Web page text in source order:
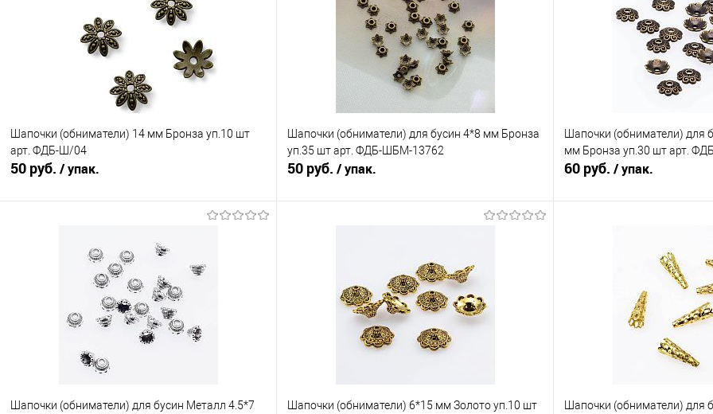
Шапочки (обниматели) 14 мм Бронза уп.10 шт
арт. ФДБ-Ш/04
50 руб. / упак.
Под заказ
Шапочки (обниматели) для бусин 4*8 мм Бронза
уп.35 шт арт. ФДБ-ШБМ-13762
50 руб. / упак.
В избранное
Под заказ
Шапочки (обниматели) для
мм Бронза уп.30 шт арт.
60 руб. / упак.
В избранное
Шапочки (обниматели) для бусин Металл 4.5*7
Шапочки (обниматели) 6*15 мм Золото уп.10 шт
Шапочки (обниматели) для